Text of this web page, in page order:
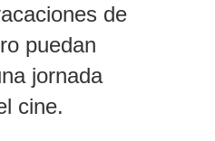
de
puedan
jornada
cine.